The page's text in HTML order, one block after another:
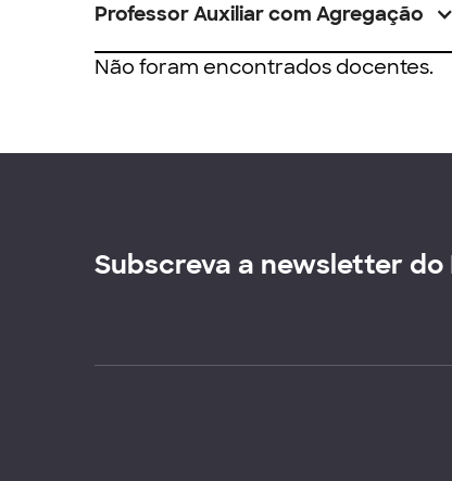
Professor Auxiliar com Agregação
Não foram encontrados docentes.
Subscreva a newsletter do